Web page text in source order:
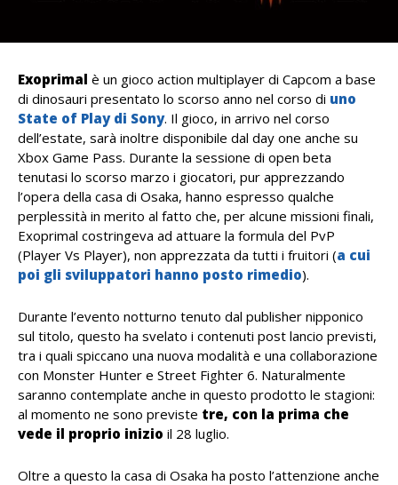
Exoprimal è un gioco action multiplayer di Capcom a base
di dinosauri presentato lo scorso anno nel corso di uno
State of Play di Sony. Il gioco, in arrivo nel corso
dell’estate, sarà inoltre disponibile dal day one anche su
Xbox Game Pass. Durante la sessione di open beta
tenutasi lo scorso marzo i giocatori, pur apprezzando
l’opera della casa di Osaka, hanno espresso qualche
perplessità in merito al fatto che, per alcune missioni finali,
Exoprimal costringeva ad attuare la formula del PvP
(Player Vs Player), non apprezzata da tutti i fruitori (a cui
poi gli sviluppatori hanno posto rimedio).
Durante l’evento notturno tenuto dal publisher nipponico
sul titolo, questo ha svelato i contenuti post lancio previsti,
tra i quali spiccano una nuova modalità e una collaborazione
con Monster Hunter e Street Fighter 6. Naturalmente
saranno contemplate anche in questo prodotto le stagioni:
al momento ne sono previste tre, con la prima che
vede il proprio inizio il 28 luglio.
Oltre a questo la casa di Osaka ha posto l’attenzione anche